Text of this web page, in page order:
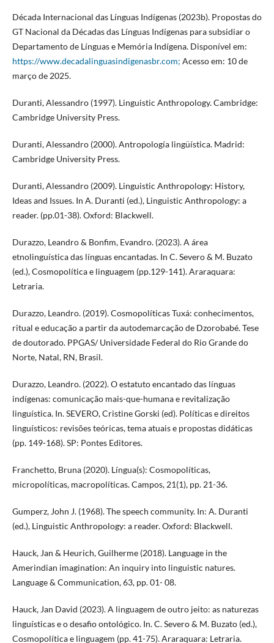
Década Internacional das Línguas Indígenas (2023b). Propostas do
GT Nacional da Décadas das Línguas Indígenas para subsidiar o
Departamento de Línguas e Memória Indígena. Disponível em:
https://www.decadalinguasindigenasbr.com; Acesso em: 10 de
março de 2025.
Duranti, Alessandro (1997). Linguistic Anthropology. Cambridge:
Cambridge University Press.
Duranti, Alessandro (2000). Antropología lingüística. Madrid:
Cambridge University Press.
Duranti, Alessandro (2009). Linguistic Anthropology: History,
Ideas and Issues. In A. Duranti (ed.), Linguistic Anthropology: a
reader. (pp.01-38). Oxford: Blackwell.
Durazzo, Leandro & Bonfim, Evandro. (2023). A área
etnolinguística das línguas encantadas. In C. Severo & M. Buzato
(ed.), Cosmopolítica e linguagem (pp.129-141). Araraquara:
Letraria.
Durazzo, Leandro. (2019). Cosmopolíticas Tuxá: conhecimentos,
ritual e educação a partir da autodemarcação de Dzorobabé. Tese
de doutorado. PPGAS/ Universidade Federal do Rio Grande do
Norte, Natal, RN, Brasil.
Durazzo, Leandro. (2022). O estatuto encantado das línguas
indígenas: comunicação mais-que-humana e revitalização
linguística. In. SEVERO, Cristine Gorski (ed). Políticas e direitos
linguísticos: revisões teóricas, tema atuais e propostas didáticas
(pp. 149-168). SP: Pontes Editores.
Franchetto, Bruna (2020). Língua(s): Cosmopolíticas,
micropolíticas, macropolíticas. Campos, 21(1), pp. 21-36.
Gumperz, John J. (1968). The speech community. In: A. Duranti
(ed.), Linguistic Anthropology: a reader. Oxford: Blackwell.
Hauck, Jan & Heurich, Guilherme (2018). Language in the
Amerindian imagination: An inquiry into linguistic natures.
Language & Communication, 63, pp. 01- 08.
Hauck, Jan David (2023). A linguagem de outro jeito: as naturezas
linguísticas e o desafio ontológico. In. C. Severo & M. Buzato (ed.),
Cosmopolítica e linguagem (pp. 41-75). Araraquara: Letraria.